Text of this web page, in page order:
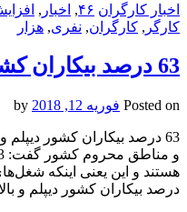
اخبار کارگران ۴۶, اخبار ,
کارگر , کارگران, نفری, هزار
63 درصد بیکاران کشور دیپلم و بالاتر هستند
Posted on فوریه 12, 2018
63 درصد بیکاران کشور
درصد بیکاران کشور دیپلم و